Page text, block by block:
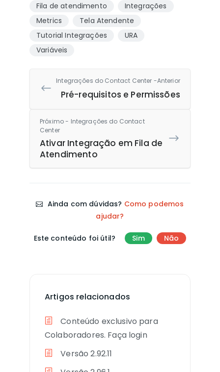
Fila de atendimento
Integrações
Metrics
Tela Atendente
Tutorial Integrações
URA
Variáveis
Integrações do Contact Center -Anterior
Pré-requisitos e Permissões
Próximo - Integrações do Contact
Center
Ativar Integração em Fila de
Atendimento
Ainda com dúvidas? Como podemos
ajudar?
Este conteúdo foi útil? Sim Não
Artigos relacionados
Conteúdo exclusivo para
Colaboradores. Faça login
Versão 2.92.11